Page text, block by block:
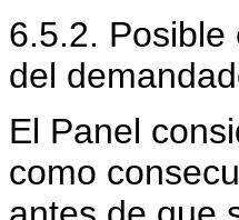
6.5.2.
del
El Panel
como